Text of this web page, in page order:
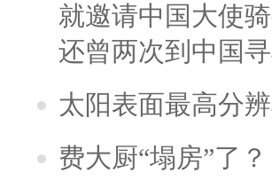
就邀请中国大使
还曾两次到中国
太阳表面最高分
费大厨“塌房”了？